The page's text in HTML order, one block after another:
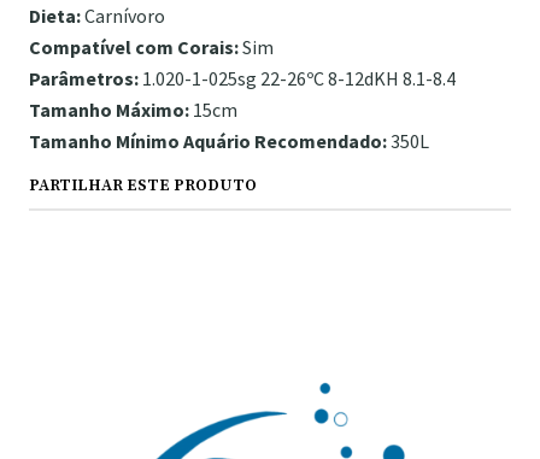
Dieta:Carnívoro
Compatível com Corais:Sim
Parâmetros: 1.020-1-025sg 22-26ºC 8-12dKH 8.1-8.4
Tamanho Máximo: 15cm
Tamanho Mínimo Aquário Recomendado:350L
PARTILHAR ESTE PRODUTO